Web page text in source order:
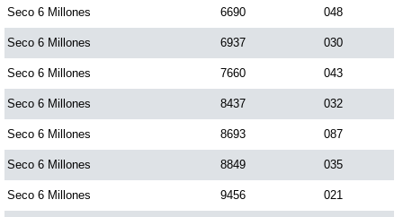
Seco 6 Millones 6690 048
Seco 6 Millones 6937 030
Seco 6 Millones 7660 043
Seco 6 Millones 8437 032
Seco 6 Millones 8693 087
Seco 6 Millones 8849 035
Seco 6 Millones 9456 021